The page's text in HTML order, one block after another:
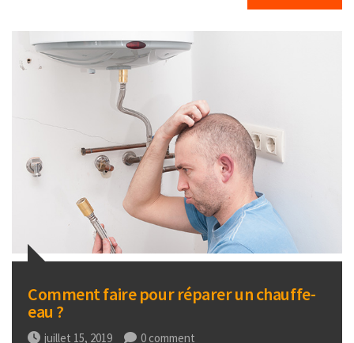
Comment faire pour réparer un chauffe-
eau ?
juillet 15, 2019 0 comment